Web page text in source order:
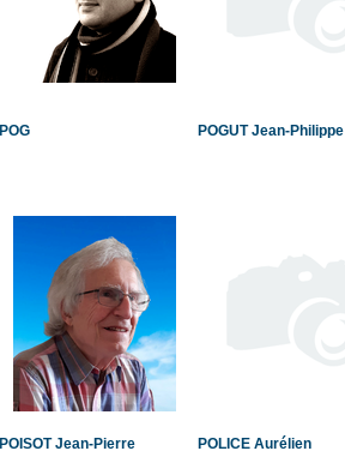
POG POGUT Jean-Philippe
POISOT Jean-Pierre POLICE Aurélien